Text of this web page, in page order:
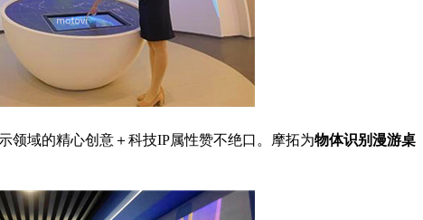
领域的精心创意＋科技IP属性赞不绝口。摩拓为物体识别漫游桌